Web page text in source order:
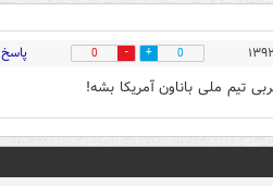
0
0 پاسخ
تیم ملی باناون آمریکا بشه!